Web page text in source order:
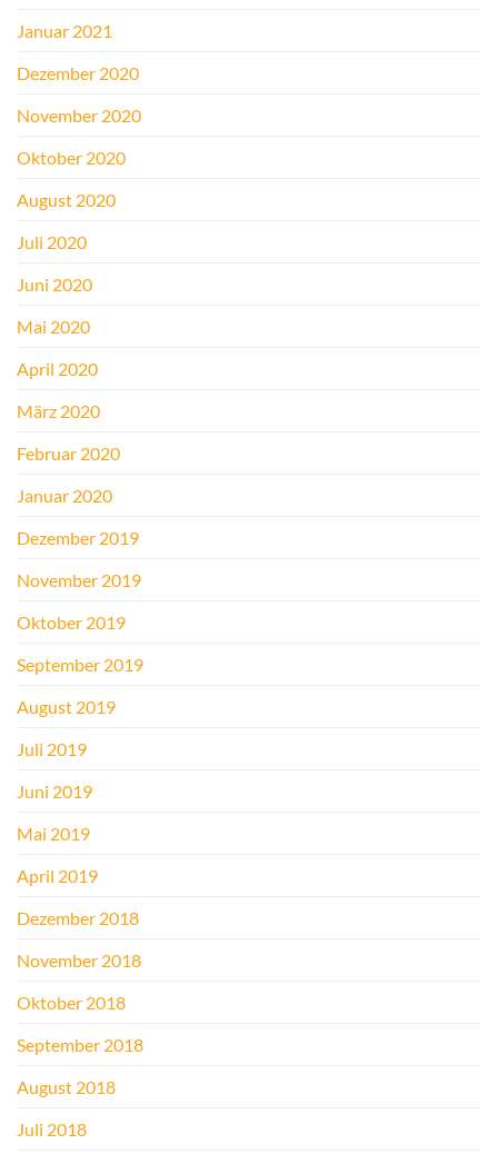
Januar 2021
Dezember 2020
November 2020
Oktober 2020
August 2020
Juli 2020
Juni 2020
Mai 2020
April 2020
März 2020
Februar 2020
Januar 2020
Dezember 2019
November 2019
Oktober 2019
September 2019
August 2019
Juli 2019
Juni 2019
Mai 2019
April 2019
Dezember 2018
November 2018
Oktober 2018
September 2018
August 2018
Juli 2018